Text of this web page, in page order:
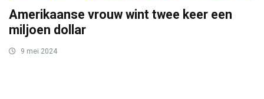
Amerikaanse vrouw wint twee keer een
miljoen dollar
9 mei 2024